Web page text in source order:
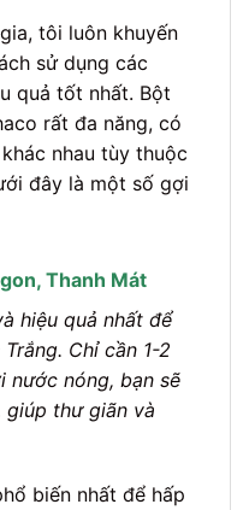
tôi luôn khuyến
sử dụng các
quả tốt nhất. Bột
rất đa năng, có
nhau tùy thuộc
đây là một số gợi
Thanh Mát
hiệu quả nhất để
Chỉ cần 1-2
nước nóng, bạn sẽ
thư giãn và
biến nhất để hấp